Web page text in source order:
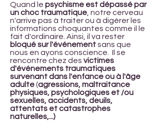
Quand le psychisme est dépassé par
un choc traumatique , notre cerveau
n'arrive pas à traiter ou à digérer les
informations choquantes comme il le
fait d'ordinaire. Ainsi, il va rester
bloqué sur l'événementsans que
nous en ayons conscience. Il se
rencontre chez des victimes
d'événements traumatiques
survenant dans l'enfance ou à l'âge
adulte(agressions, maltraitance
physiques, psychologiques et /ou
sexuelles, accidents, deuils,
attentats et catastrophes
naturelles,...)